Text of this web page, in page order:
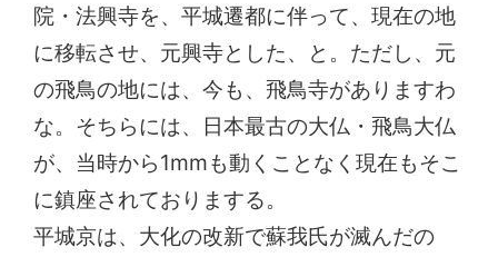
院・法興寺を、平城遷都に伴って、現在の地
に移転させ、元興寺とした、と。ただし、元
の飛鳥の地には、今も、飛鳥寺がありますわ
な。そちらには、日本最古の大仏・飛鳥大仏
が、当時から1mmも動くことなく現在もそこ
に鎮座されておりまする。
平城京は、大化の改新で蘇我氏が滅んだの